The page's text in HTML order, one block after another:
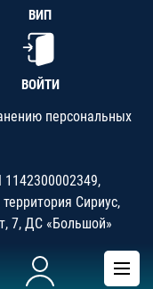
ВИП
ВОЙТИ
персональных
Сириус,
7, ДС «Большой»